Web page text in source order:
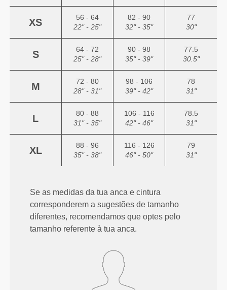
XS
56 - 64
22" - 25"
82 - 90
32" - 35"
77
30"
S
64 - 72
25" - 28"
90 - 98
35" - 39"
77.5
30.5"
M
72 - 80
28" - 31"
98 - 106
39" - 42"
78
31"
L
80 - 88
31" - 35"
106 - 116
42" - 46"
78.5
31"
XL
88 - 96
35" - 38"
116 - 126
46" - 50"
79
31"
Se as medidas da tua anca e cintura
corresponderem a sugestões de tamanho
diferentes, recomendamos que optes pelo
tamanho referente à tua anca.